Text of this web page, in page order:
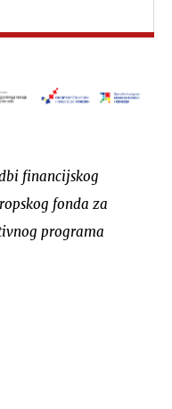
financijskog
fonda za
programa